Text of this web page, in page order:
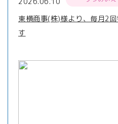
東横商事(株)様より、毎月2
す